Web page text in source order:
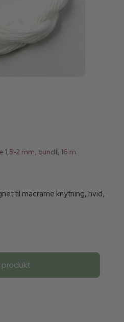
2 mm, bundt, 16 m.
til macrame knytning, hvid,
produkt